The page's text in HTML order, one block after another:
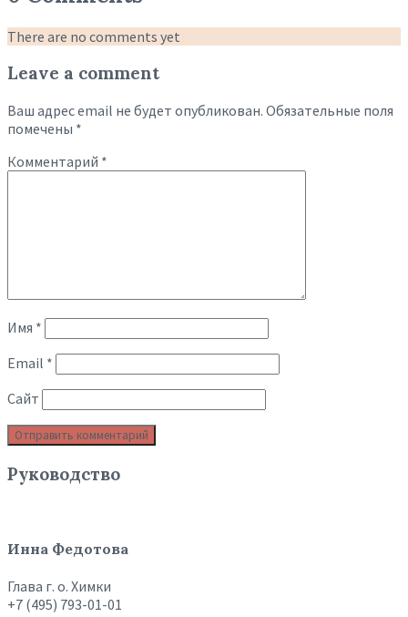
There are no comments yet
Leave a comment
Ваш адрес email не будет опубликован. Обязательные поля
помечены *
Комментарий *
Имя *
Email *
Сайт
Руководство
Инна Федотова
Глава г. о. Химки
+7 (495) 793-01-01